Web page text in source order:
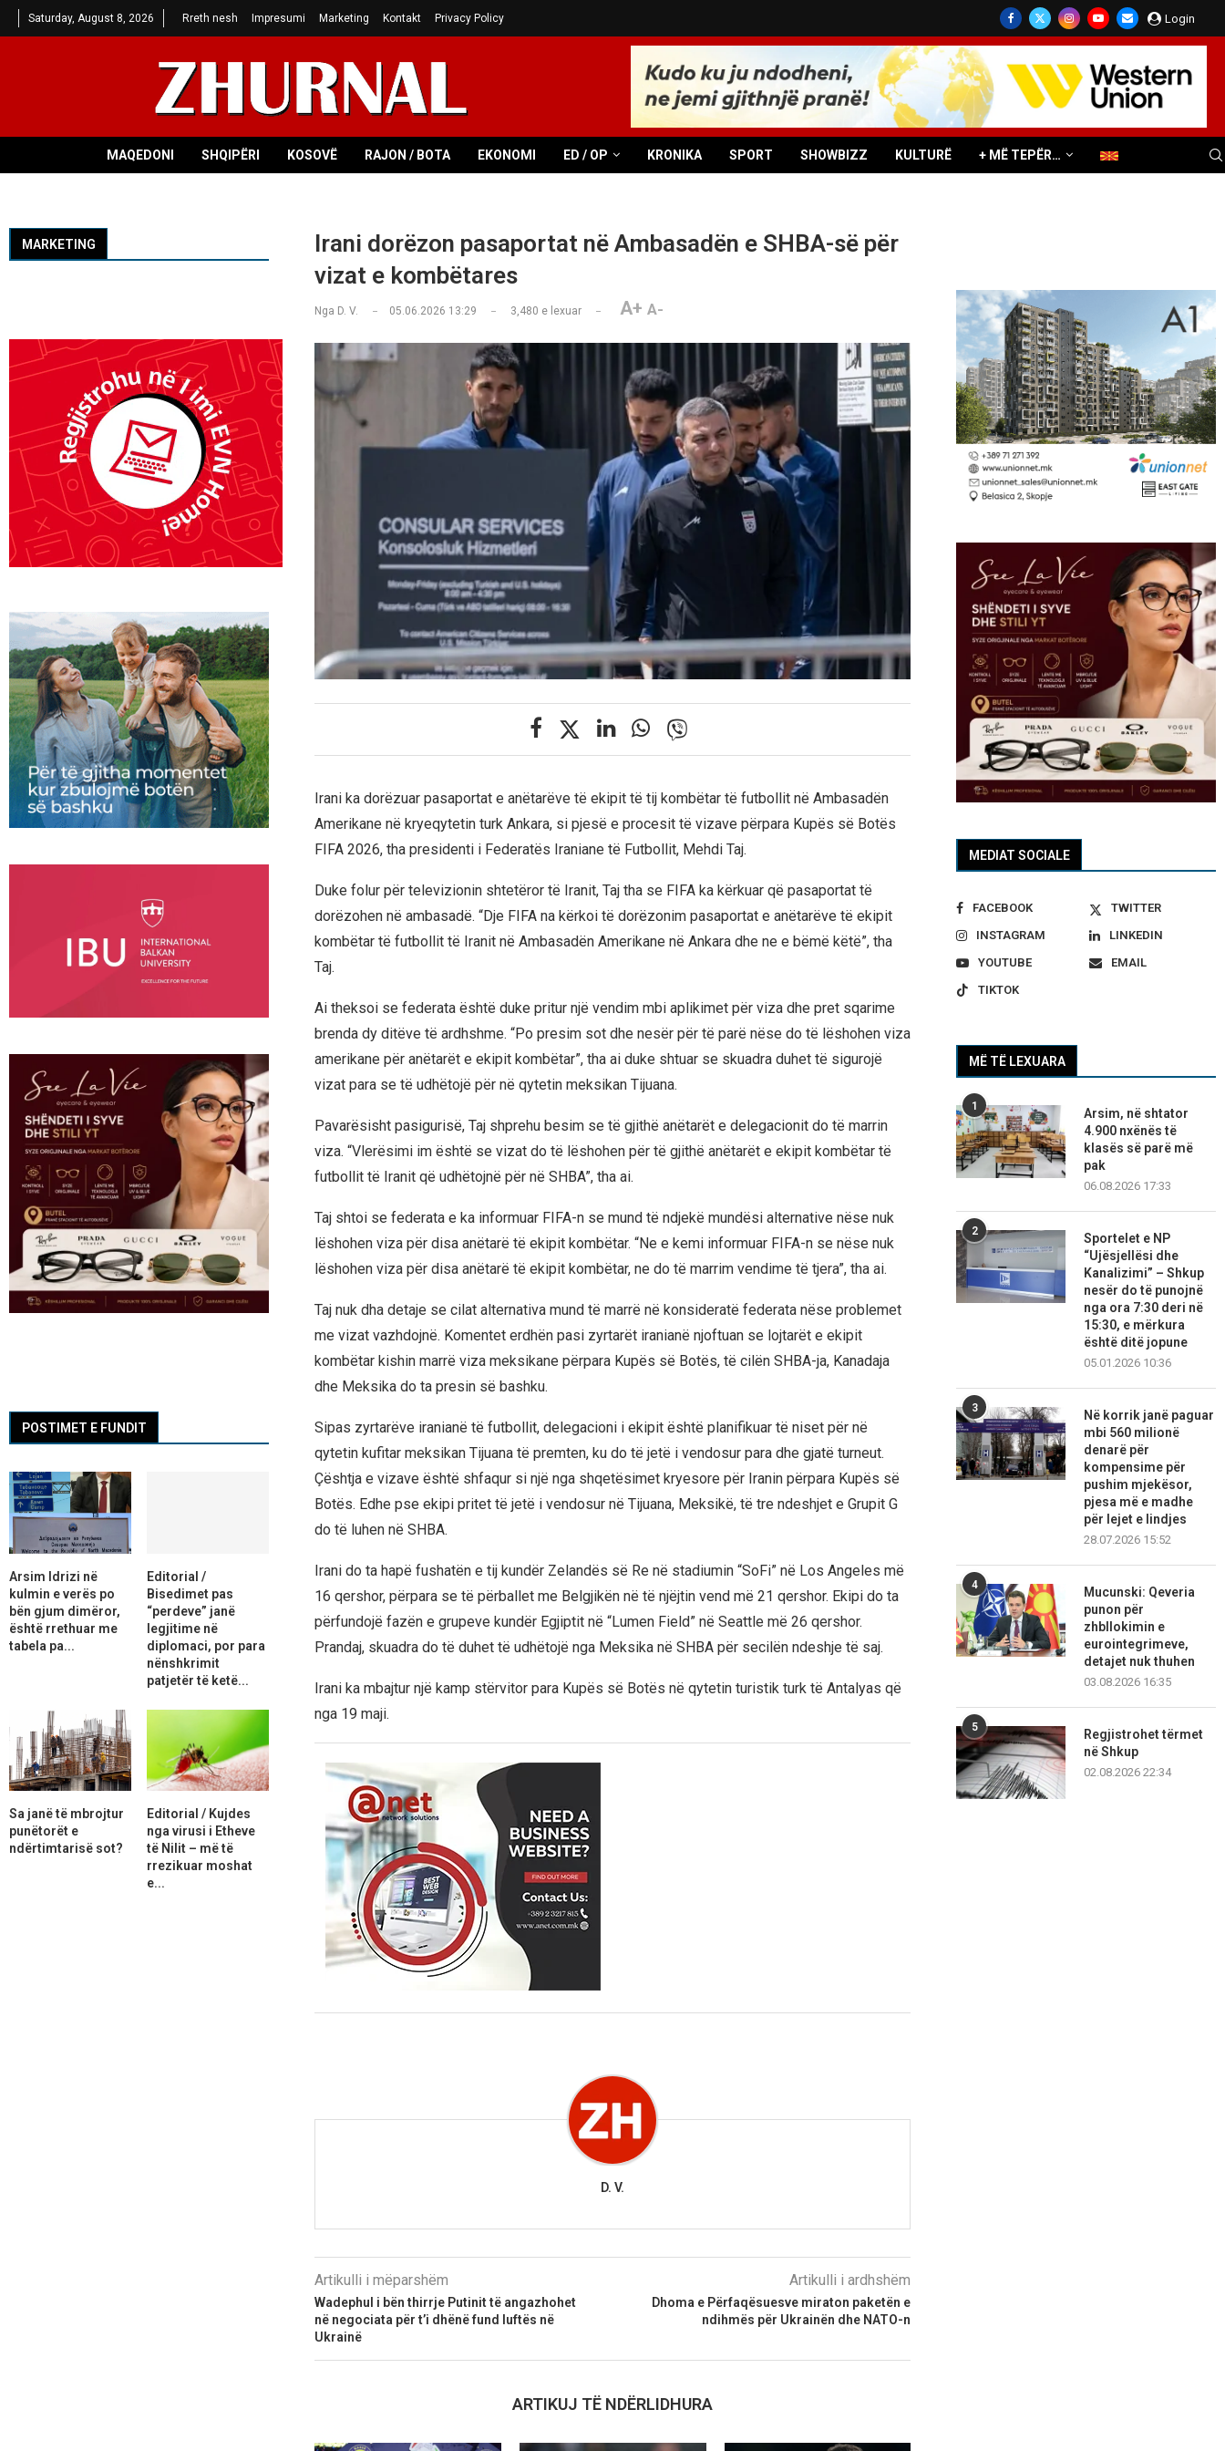
Saturday, August 8, 2026 Rreth nesh Impresumi Marketing Kontakt Privacy Policy Login
MAQEDONI SHQIPËRI KOSOVË RAJON / BOTA EKONOMI ED / OP KRONIKA SPORT SHOWBIZZ KULTURË + MË TEPËR…
Irani dorëzon pasaportat në Ambasadën e SHBA-së për
vizat e kombëtares
Nga D. V. 05.06.2026 13:29 3,480 e lexuar A+ A-
Irani ka dorëzuar pasaportat e anëtarëve të ekipit të tij kombëtar të futbollit në Ambasadën
Amerikane në kryeqytetin turk Ankara, si pjesë e procesit të vizave përpara Kupës së Botës
FIFA 2026, tha presidenti i Federatës Iraniane të Futbollit, Mehdi Taj.
Duke folur për televizionin shtetëror të Iranit, Taj tha se FIFA ka kërkuar që pasaportat të
dorëzohen në ambasadë. “Dje FIFA na kërkoi të dorëzonim pasaportat e anëtarëve të ekipit
kombëtar të futbollit të Iranit në Ambasadën Amerikane në Ankara dhe ne e bëmë këtë”, tha
Taj.
Ai theksoi se federata është duke pritur një vendim mbi aplikimet për viza dhe pret sqarime
brenda dy ditëve të ardhshme. “Po presim sot dhe nesër për të parë nëse do të lëshohen viza
amerikane për anëtarët e ekipit kombëtar”, tha ai duke shtuar se skuadra duhet të sigurojë
vizat para se të udhëtojë për në qytetin meksikan Tijuana.
Pavarësisht pasigurisë, Taj shprehu besim se të gjithë anëtarët e delegacionit do të marrin
viza. “Vlerësimi im është se vizat do të lëshohen për të gjithë anëtarët e ekipit kombëtar të
futbollit të Iranit që udhëtojnë për në SHBA”, tha ai.
Taj shtoi se federata e ka informuar FIFA-n se mund të ndjekë mundësi alternative nëse nuk
lëshohen viza për disa anëtarë të ekipit kombëtar. “Ne e kemi informuar FIFA-n se nëse nuk
lëshohen viza për disa anëtarë të ekipit kombëtar, ne do të marrim vendime të tjera”, tha ai.
Taj nuk dha detaje se cilat alternativa mund të marrë në konsideratë federata nëse problemet
me vizat vazhdojnë. Komentet erdhën pasi zyrtarët iranianë njoftuan se lojtarët e ekipit
kombëtar kishin marrë viza meksikane përpara Kupës së Botës, të cilën SHBA-ja, Kanadaja
dhe Meksika do ta presin së bashku.
Sipas zyrtarëve iranianë të futbollit, delegacioni i ekipit është planifikuar të niset për në
qytetin kufitar meksikan Tijuana të premten, ku do të jetë i vendosur para dhe gjatë turneut.
Çështja e vizave është shfaqur si një nga shqetësimet kryesore për Iranin përpara Kupës së
Botës. Edhe pse ekipi pritet të jetë i vendosur në Tijuana, Meksikë, të tre ndeshjet e Grupit G
do të luhen në SHBA.
Irani do ta hapë fushatën e tij kundër Zelandës së Re në stadiumin “SoFi” në Los Angeles më
16 qershor, përpara se të përballet me Belgjikën në të njëjtin vend më 21 qershor. Ekipi do ta
përfundojë fazën e grupeve kundër Egjiptit në “Lumen Field” në Seattle më 26 qershor.
Prandaj, skuadra do të duhet të udhëtojë nga Meksika në SHBA për secilën ndeshje të saj.
Irani ka mbajtur një kamp stërvitor para Kupës së Botës në qytetin turistik turk të Antalyas që
nga 19 maji.
D. V.
Artikulli i mëparshëm
Wadephul i bën thirrje Putinit të angazhohet
në negociata për t’i dhënë fund luftës në
Ukrainë
Artikulli i ardhshëm
Dhoma e Përfaqësuesve miraton paketën e
ndihmës për Ukrainën dhe NATO-n
ARTIKUJ TË NDËRLIDHURA
MEDIAT SOCIALE
FACEBOOK
TWITTER
INSTAGRAM
LINKEDIN
YOUTUBE
EMAIL
TIKTOK
MË TË LEXUARA
1
Arsim, në shtator
4.900 nxënës të
klasës së parë më
pak
06.08.2026 17:33
2
Sportelet e NP
“Ujësjellësi dhe
Kanalizimi” – Shkup
nesër do të punojnë
nga ora 7:30 deri në
15:30, e mërkura
është ditë jopune
05.01.2026 10:36
3
Në korrik janë paguar
mbi 560 milionë
denarë për
kompensime për
pushim mjekësor,
pjesa më e madhe
për lejet e lindjes
28.07.2026 15:52
4
Mucunski: Qeveria
punon për
zhbllokimin e
eurointegrimeve,
detajet nuk thuhen
03.08.2026 16:35
5
Regjistrohet tërmet
në Shkup
02.08.2026 22:34
MARKETING
POSTIMET E FUNDIT
Arsim Idrizi në
kulmin e verës po
bën gjum dimëror,
është rrethuar me
tabela pa...
Editorial /
Bisedimet pas
“perdeve” janë
legjitime në
diplomaci, por para
nënshkrimit
patjetër të ketë...
Sa janë të mbrojtur
punëtorët e
ndërtimtarisë sot?
Editorial / Kujdes
nga virusi i Etheve
të Nilit – më të
rrezikuar moshat
e...